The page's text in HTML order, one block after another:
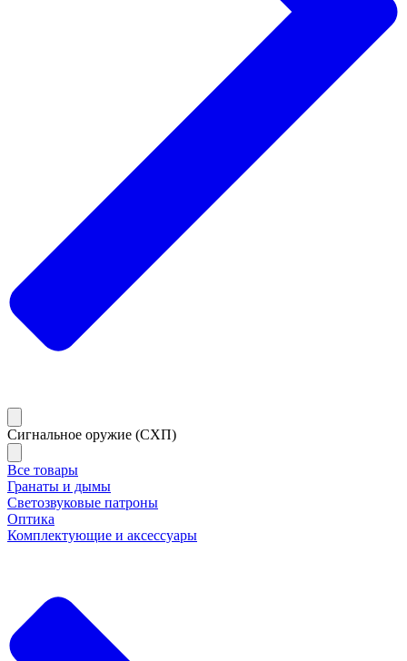
Сигнальное оружие (СХП)
Все товары
Гранаты и дымы
Светозвуковые патроны
Оптика
Комплектующие и аксессуары